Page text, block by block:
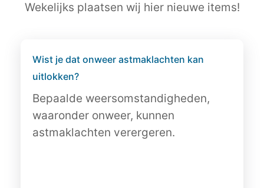
Wekelijks plaatsen wij hier nieuwe items!
Wist je dat onweer astmaklachten kan
uitlokken?
Bepaalde weersomstandigheden,
waaronder onweer, kunnen
astmaklachten verergeren.